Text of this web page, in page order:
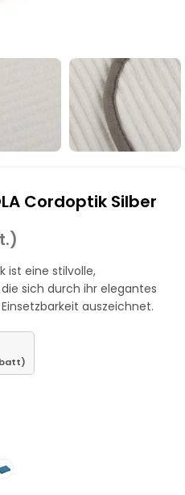
Cordoptik Silber
ist eine stilvolle,
sich durch ihr elegantes
auszeichnet.